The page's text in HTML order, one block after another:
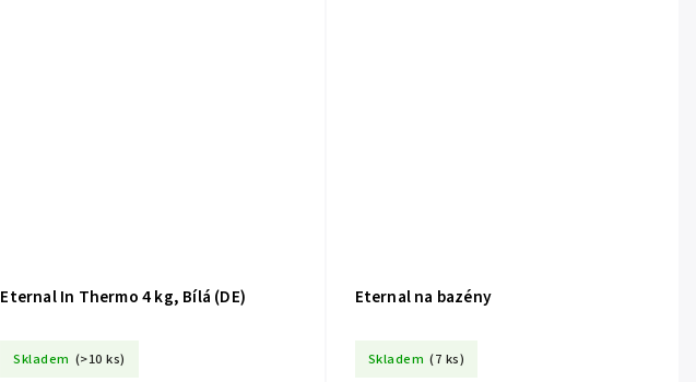
Eternal In Thermo 4 kg, Bílá (DE)
Skladem (>10 ks)
Eternal na bazény
Skladem (7 ks)